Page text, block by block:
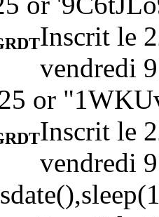
Inscrit le
vendredi
or
Inscrit le
vendredi